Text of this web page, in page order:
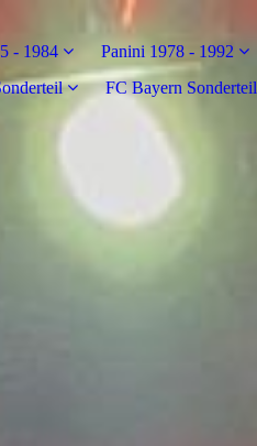
- 1984 Panini 1978 - 1992
FC Bayern Sonderteil